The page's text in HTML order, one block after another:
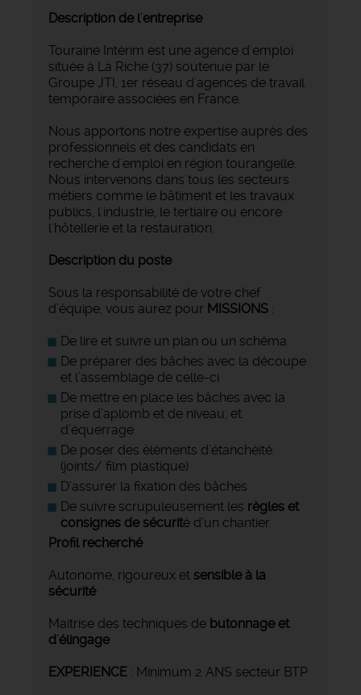
Description de l'entreprise
Touraine Intérim est une agence d'emploi
située à La Riche (37) soutenue par le
Groupe JTI, 1er réseau d'agences de travail
temporaire associées en France.
Nous apportons notre expertise auprès des
professionnels et des candidats en
recherche d'emploi en région tourangelle.
Nous intervenons dans tous les secteurs
métiers comme le bâtiment et les travaux
publics, l'industrie, le tertiaire ou encore
l'hôtellerie et la restauration.
Description du poste
Sous la responsabilité de votre chef
d’équipe, vous aurez pour MISSIONS :
De lire et suivre un plan ou un schéma
De préparer des bâches avec la découpe
et l’assemblage de celle-ci
De mettre en place les bâches avec la
prise d’aplomb et de niveau, et
d’équerrage
De poser des éléments d’étanchéité
(joints/ film plastique)
D’assurer la fixation des bâches
De suivre scrupuleusement les règles et
consignes de sécurité d’un chantier
Profil recherché
Autonome, rigoureux et sensible à la
sécurité
Maitrise des techniques de butonnage et
d'élingage
EXPERIENCE : Minimum 2 ANS secteur BTP